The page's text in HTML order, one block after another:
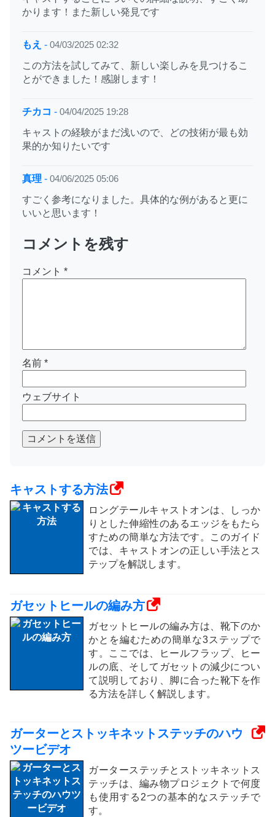
かります！また新しい発見です
もえ - 04/03/2025 02:32
この方法を試してみて、新しい楽しみを見つけるこ
とができました！感謝します！
チカコ - 04/04/2025 19:28
キャストの経験がまだ浅いので、どの技術が最も効
果的か知りたいです
真理 - 04/06/2025 05:06
すごく参考になりました。具体的な例があると更に
いいと思います！
コメントを残す
コメント *
名前 *
ウェブサイト
コメントを送信
キャストする方法
ロングテールキャストオンは、しっか
りとした伸縮性のあるエッジをもたら
すための簡単な方法です。このガイド
では、キャストオンの正しい手法とス
テップを解説します。
ガセットヒールの編み方
ガセットヒールの編み方は、靴下のか
かとを編むための簡単な3ステップで
す。ここでは、ヒールフラップ、ヒー
ルの底、そしてガセットの減少につい
て説明しており、脚に合った靴下を作
る方法を詳しく解説します。
ガーターとストッキネットステッチのハウ
ツービデオ
ガーターステッチとストッキネットス
テッチは、編み物プロジェクトで何度
も使用する2つの基本的なステッチで
す。